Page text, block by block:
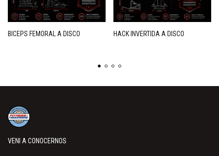
BICEPS FEMORAL A DISCO HACK INVERTIDA A DISCO
VENI A CONOCERNOS